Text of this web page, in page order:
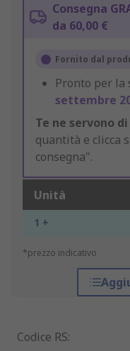
Consegna
da 60,00 €
Fornito dal
Pronto per la
settembre
Te ne servono di
quantità e clicca
consegna".
Unità
1 +
*prezzo indicativo
Codice RS: